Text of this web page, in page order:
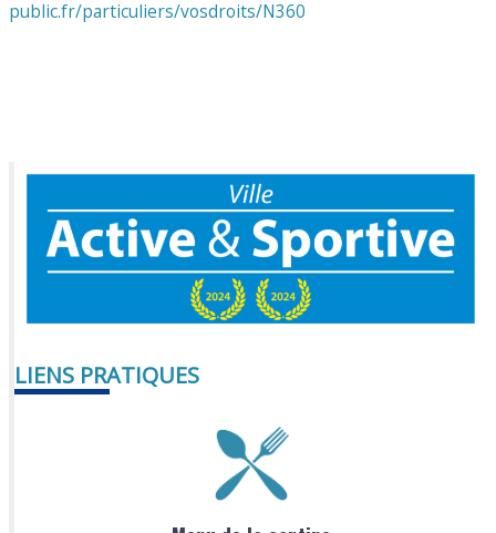
public.fr/particuliers/vosdroits/N360
LIENS PRATIQUES